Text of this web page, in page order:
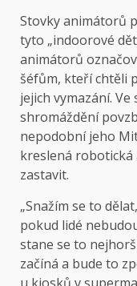
Stovky animátorů
tyto „indoorové
animátorů
šéfům, kteří chtěli
jejich vymazání.
shromáždění
nepodobní jeho
kreslená robotická
zastavit.
„Snažím se to
pokud lidé
stane se to
začíná a bude to